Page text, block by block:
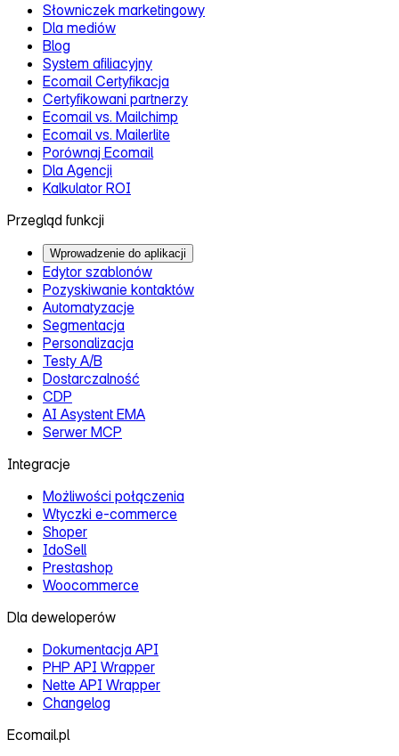
Słowniczek marketingowy
Dla mediów
Blog
System afiliacyjny
Ecomail Certyfikacja
Certyfikowani partnerzy
Ecomail vs. Mailchimp
Ecomail vs. Mailerlite
Porównaj Ecomail
Dla Agencji
Kalkulator ROI
Przegląd funkcji
Wprowadzenie do aplikacji
Edytor szablonów
Pozyskiwanie kontaktów
Automatyzacje
Segmentacja
Personalizacja
Testy A/B
Dostarczalność
CDP
AI Asystent EMA
Serwer MCP
Integracje
Możliwości połączenia
Wtyczki e‑commerce
Shoper
IdoSell
Prestashop
Woocommerce
Dla deweloperów
Dokumentacja API
PHP API Wrapper
Nette API Wrapper
Changelog
Ecomail.pl